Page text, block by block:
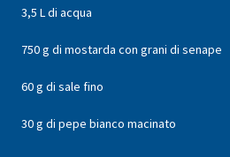
3,5 L di acqua
750 g di mostarda con grani di senape
60 g di sale fino
30 g di pepe bianco macinato